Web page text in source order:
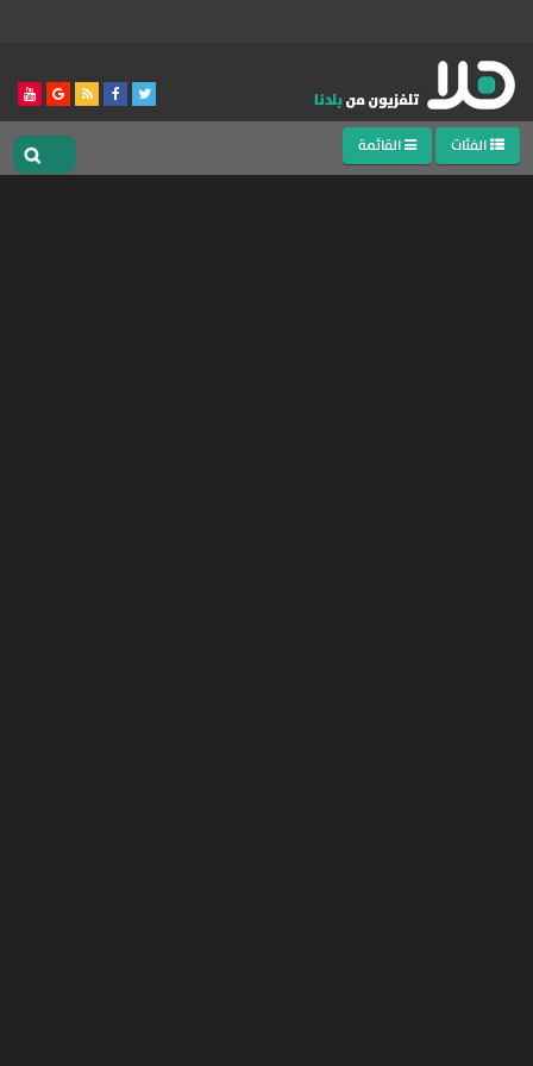
الفئات القائمة